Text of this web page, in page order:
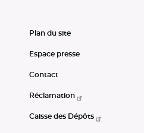
Plan du site
Espace presse
Contact
Réclamation
Caisse des Dépôts